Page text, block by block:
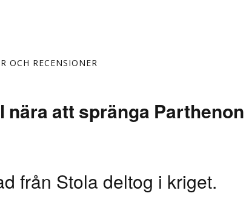
OCH RECENSIONER
nära att spränga Parthenon
från Stola deltog i kriget.